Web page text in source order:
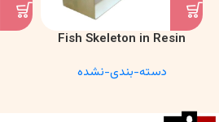
Fish Skeleton in Resin
Anatomy Specimen
دسته-بندی-نشده